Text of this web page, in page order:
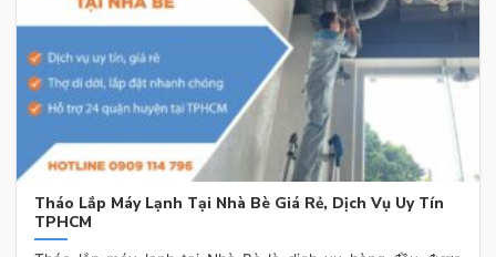
Tháo Lắp Máy Lạnh Tại Nhà Bè Giá Rẻ, Dịch Vụ Uy Tín
TPHCM